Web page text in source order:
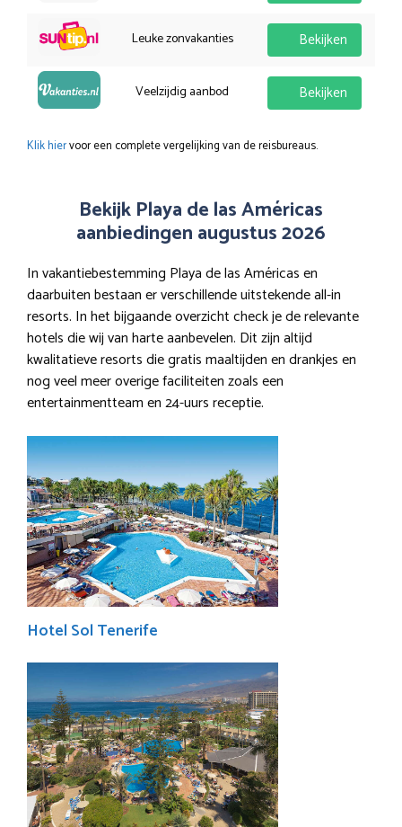
Leuke zonvakanties Bekijken
Veelzijdig aanbod Bekijken
Klik hiervoor een complete vergelijking van de reisbureaus.
Bekijk Playa de las Américas
aanbiedingen augustus 2026
In vakantiebestemming Playa de las Américas en
daarbuiten bestaan er verschillende uitstekende all-in
resorts. In het bijgaande overzicht check je de relevante
hotels die wij van harte aanbevelen. Dit zijn altijd
kwalitatieve resorts die gratis maaltijden en drankjes en
nog veel meer overige faciliteiten zoals een
entertainmentteam en 24-uurs receptie.
Hotel Sol Tenerife